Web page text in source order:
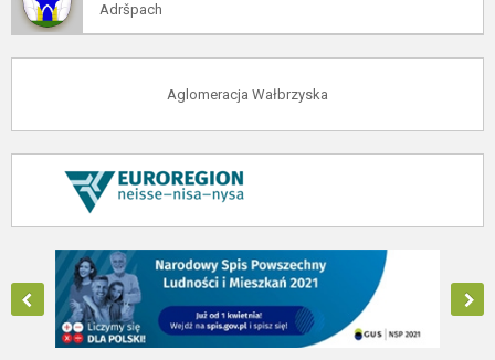
Adršpach
Aglomeracja Wałbrzyska